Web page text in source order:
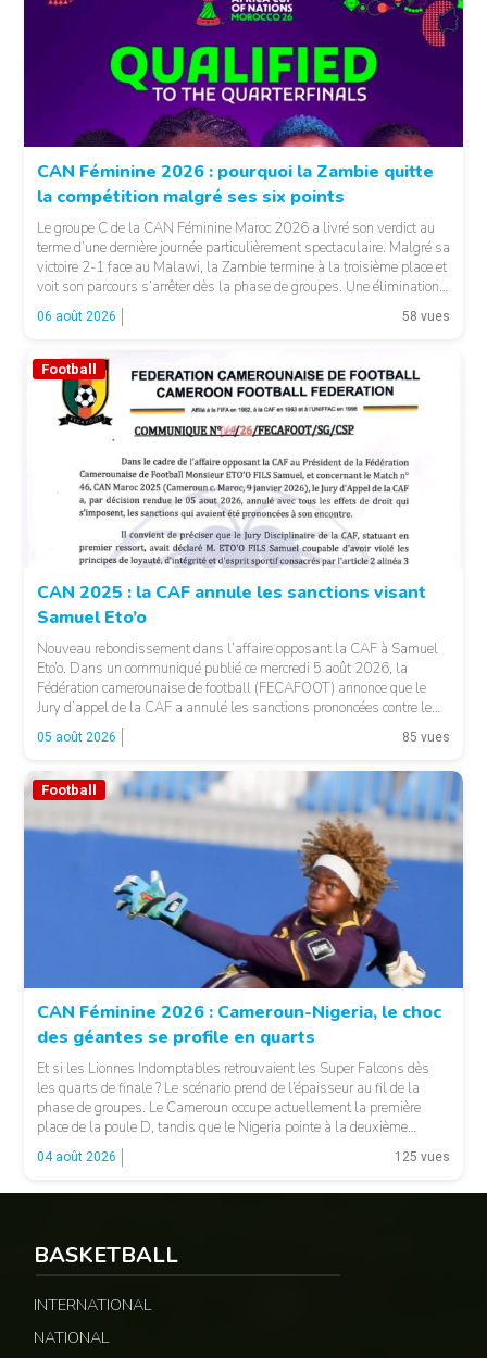
CAN Féminine 2026 : pourquoi la Zambie quitte
la compétition malgré ses six points
Le groupe C de la CAN Féminine Maroc 2026 a livré son verdict au
terme d’une dernière journée particulièrement spectaculaire. Malgré sa
victoire 2-1 face au Malawi, la Zambie termine à la troisième place et
voit son parcours s’arrêter dès la phase de groupes. Une élimination
qui peut surprendre au regard du classement général : […]
06 août 2026 58 vues
© Fecafoot
Football
CAN 2025 : la CAF annule les sanctions visant
Samuel Eto’o
Nouveau rebondissement dans l’affaire opposant la CAF à Samuel
Eto’o. Dans un communiqué publié ce mercredi 5 août 2026, la
Fédération camerounaise de football (FECAFOOT) annonce que le
Jury d’appel de la CAF a annulé les sanctions prononcées contre le
président de la fédération camerounaise. Le dossier concernait les
incidents survenus lors du match Cameroun-Maroc […]
05 août 2026 85 vues
Football
CAN Féminine 2026 : Cameroun-Nigeria, le choc
des géantes se profile en quarts
Et si les Lionnes Indomptables retrouvaient les Super Falcons dès
les quarts de finale ? Le scénario prend de l’épaisseur au fil de la
phase de groupes. Le Cameroun occupe actuellement la première
place de la poule D, tandis que le Nigeria pointe à la deuxième
position du groupe C. Une configuration qui pourrait offrir, […]
04 août 2026 125 vues
BASKETBALL
INTERNATIONAL
NATIONAL